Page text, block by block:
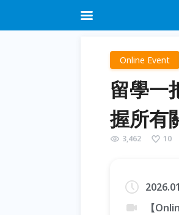
Online Event
留學一
握所有
3,462 10
【